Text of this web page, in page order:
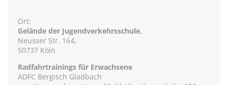
Ort:
Gelände der Jugendverkehrsschule,
Neusser Str. 164,
50737 Köln
Radfahrtrainings für Erwachsene
ADFC Bergisch Gladbach